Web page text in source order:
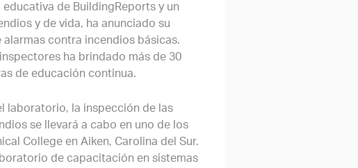
de BuildingReports y un
y de vida, ha anunciado su
contra incendios básicas.
ha brindado más de 30
de educación continua.
laboratorio, la inspección de las
se llevará a cabo en uno de los
College en Aiken, Carolina del Sur.
de capacitación en sistemas